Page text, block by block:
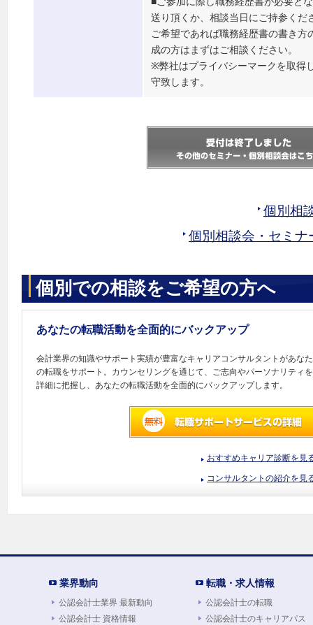
送り頂くか、相談当日にご持参くだ
ご希望であれば職務経歴書の書き
成の方はまずはご相談ください。
※弊社はプライバシーマークを取得
守致します。
個別相
個別相談会・セミ
個別での相談をご希望の方へ
あなたの転職活動を全面的にバックアップ
会計業界の知識やサポート実績が豊富なキャリアコンサルタントがあなた
の転職をサポート。カウンセリングを通じて、ご志向やパーソナリティを
詳細に把握し、あなたの転職活動を全面的にバックアップします。
おすすめキャリア診断を見
コンサルタントの紹介を見
業界動向
公認会計士業界 最新動向
公認会計士 資格情報
転職・求人情報
公認会計士の転職
公認会計士のキャリアパス